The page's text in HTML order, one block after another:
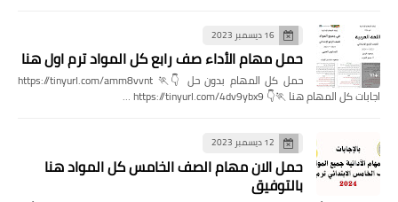
16 ديسمبر 2023
حمل مهام الأداء صف رابع كل المواد ترم اول هنا
حمل كل المهام بدون حل 👇🏃 https://tinyurl.com/amm8vvnt
اجابات كل المهام هنا 🏃👇 https://tinyurl.com/4dv9ybx9 …
12 ديسمبر 2023
حمل الان مهام الصف الخامس كل المواد هنا
بالتوفيق